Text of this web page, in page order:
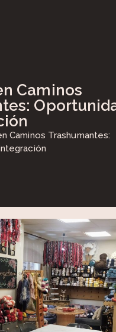
Caminos
Caminos Trashumantes: